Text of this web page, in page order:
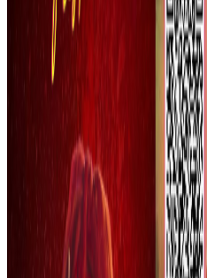
काठमाडौं । भ्वाइस अफ नेपाल
जित्नुभएको छ । शुक्रबार राती
हलमा आयोजित ग्राण्ड फिनालेमा
दर्शकको सर्वाधिक भोटको
जितसँगै बिनोदले २० लाख
। बिजेता राई कोच मिलन नेवार
पुग्नुभएको थियोे । मकरबहादुर